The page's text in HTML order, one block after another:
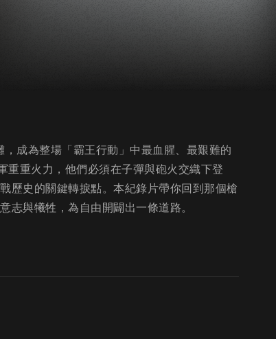
成為整場「霸王行動」中最血腥、最艱難的
重重火力，他們必須在子彈與砲火交織下登
歷史的關鍵轉捩點。本紀錄片帶你回到那個槍
志與犧牲，為自由開闢出一條道路。